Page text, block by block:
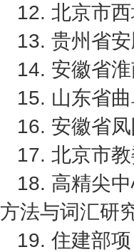
12. 北京市
13. 贵州省
14. 安徽省
15. 山东省
16. 安徽省
17. 北京市
18. 高精尖
方法与词汇研
19. 住建部